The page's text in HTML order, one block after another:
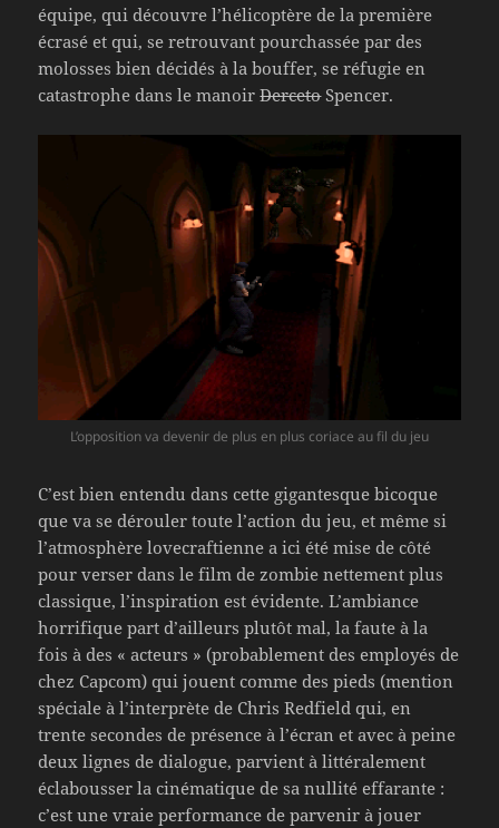
équipe, qui découvre l’hélicoptère de la première
écrasé et qui, se retrouvant pourchassée par des
molosses bien décidés à la bouffer, se réfugie en
catastrophe dans le manoirDercetoSpencer.
L’opposition va devenir de plus en plus coriace au fil du jeu
C’est bien entendu dans cette gigantesque bicoque
que va se dérouler toute l’action du jeu, et même si
l’atmosphère lovecraftienne a ici été mise de côté
pour verser dans le film de zombie nettement plus
classique, l’inspiration est évidente. L’ambiance
horrifique part d’ailleurs plutôt mal, la faute à la
fois à des « acteurs » (probablement des employés de
chez Capcom) qui jouent comme des pieds (mention
spéciale à l’interprète de Chris Redfield qui, en
trente secondes de présence à l’écran et avec à peine
deux lignes de dialogue, parvient à littéralement
éclabousser la cinématique de sa nullité effarante :
c’est une vraie performance de parvenir à jouer